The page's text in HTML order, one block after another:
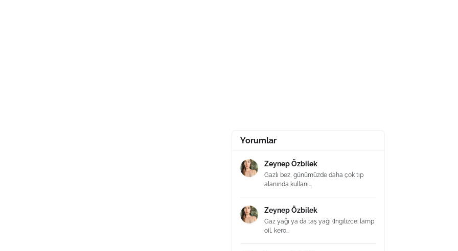
Yorumlar
Zeynep Özbilek
Gazlı bez, günümüzde daha çok tıp
alanında kullanı...
Zeynep Özbilek
Gaz yağı ya da taş yağı (İngilizce: lamp
oil, kero...